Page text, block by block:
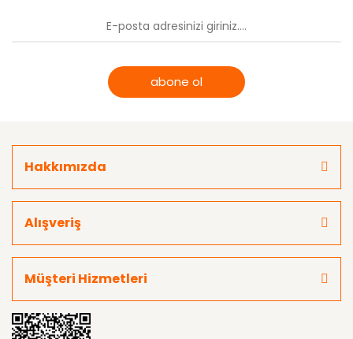
abone ol
Hakkımızda
Alışveriş
Müşteri Hizmetleri